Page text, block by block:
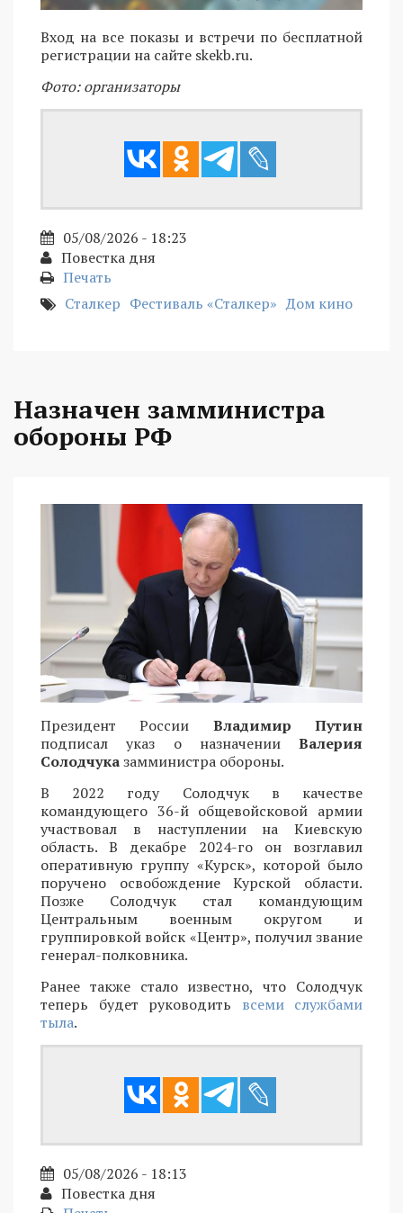
Вход на все показы и встречи по бесплатной
регистрации на сайте skekb.ru.
Фото: организаторы
05/08/2026 - 18:23
Повестка дня
Печать
Сталкер Фестиваль «Сталкер» Дом кино
Назначен замминистра
обороны РФ
Президент России Владимир Путин
подписал указ о назначенииВалерия
Солодчуказамминистра обороны.
В 2022 году Солодчук в качестве
командующего 36-й общевойсковой армии
участвовал в наступлении на Киевскую
область. В декабре 2024-го он возглавил
оперативную группу «Курск», которой было
поручено освобождение Курской области.
Позже Солодчук стал командующим
Центральным военным округом и
группировкой войск «Центр», получил звание
генерал-полковника.
Ранее также стало известно, что Солодчук
теперь будет руководить всеми службами
тыла.
05/08/2026 - 18:13
Повестка дня